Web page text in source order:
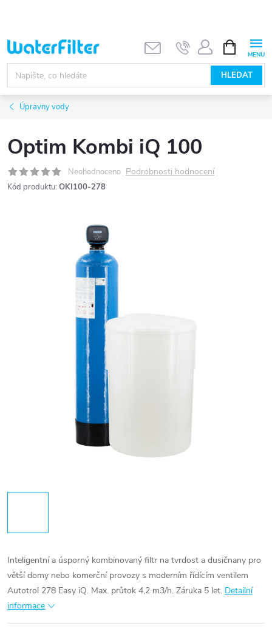
obsah
HLEDAT
NÁKUPNÍ
KOŠÍK
Úpravny vody
Optim Kombi iQ 100
Neohodnoceno Podrobnosti hodnocení
Kód produktu: OKI100-278
Inteligentní a úsporný kombinovaný filtr na tvrdost a dusičnany pro
větší domy nebo komerční provozy s moderním řídícím ventilem
Autotrol 278 Easy iQ. Max. průtok 4,2 m3/h. Záruka 5 let. Detailní
informace